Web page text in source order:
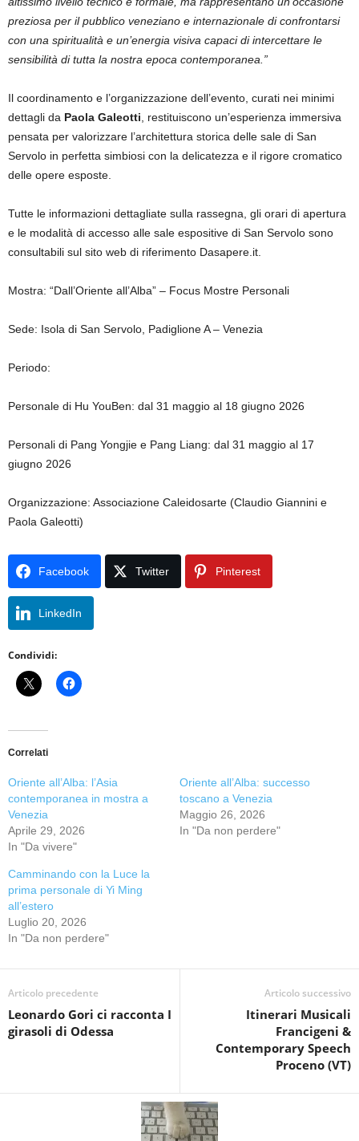
preziosa per il pubblico veneziano e internazionale di confrontarsi
con una spiritualità e un’energia visiva capaci di intercettare le
sensibilità di tutta la nostra epoca contemporanea.”
Il coordinamento e l’organizzazione dell’evento, curati nei minimi
dettagli da Paola Galeotti , restituiscono un’esperienza immersiva
pensata per valorizzare l’architettura storica delle sale di San
Servolo in perfetta simbiosi con la delicatezza e il rigore cromatico
delle opere esposte.
Tutte le informazioni dettagliate sulla rassegna, gli orari di apertura
e le modalità di accesso alle sale espositive di San Servolo sono
consultabili sul sito web di riferimento Dasapere.it.
Mostra: “Dall’Oriente all’Alba” – Focus Mostre Personali
Sede: Isola di San Servolo, Padiglione A – Venezia
Periodo:
Personale di Hu YouBen: dal 31 maggio al 18 giugno 2026
Personali di Pang Yongjie e Pang Liang: dal 31 maggio al 17
giugno 2026
Organizzazione: Associazione Caleidosarte (Claudio Giannini e
Paola Galeotti)
Facebook Twitter Pinterest
LinkedIn
Condividi:
Correlati
Oriente all’Alba: l’Asia
contemporanea in mostra a
Venezia
Aprile 29, 2026
In "Da vivere"
Oriente all’Alba: successo
toscano a Venezia
Maggio 26, 2026
In "Da non perdere"
Camminando con la Luce la
prima personale di Yi Ming
all’estero
Luglio 20, 2026
In "Da non perdere"
Articolo precedente
Leonardo Gori ci racconta I
girasoli di Odessa
Articolo successivo
Itinerari Musicali
Francigeni &
Contemporary Speech
Proceno (VT)